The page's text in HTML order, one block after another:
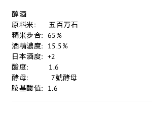
醇酒
原料米:	  五百万石
精米步合:  65%
酒精濃度:  15.5%
日本酒度:  +2
酸度:	  1.6
酵母:          7號酵母
胺基酸值:  1.6